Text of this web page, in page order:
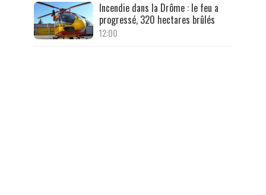
Incendie dans la Drôme : le feu a
progressé, 320 hectares brûlés
12:00